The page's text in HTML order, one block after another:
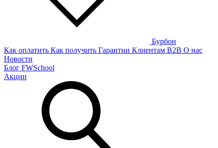
Бурбон
Как оплатить Как получить Гарантии Клиентам B2B О нас
Новости
Блог FWSchool
Акции